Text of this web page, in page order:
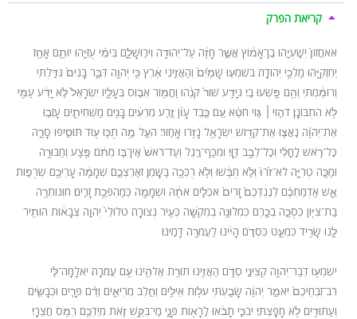
קריאת הפרק
אאחֲזוֹן֙ יְשַֽׁעְיָ֣הוּ בֶן־אָמ֔וֹץ אֲשֶׁ֣ר חָזָ֔ה עַל־יְהוּדָ֖ה וִירֽוּשָׁלָ֑͏ִם בִּימֵ֨י עֻזִּיָּ֧הוּ יוֹתָ֛ם אָחָ֥ז
יְחִזְקִיָּ֖הוּ מַלְכֵ֥י יְהוּדָֽה׃ בשִׁמְע֤וּ שָׁמַ֙יִם֙ וְהַאֲזִ֣ינִי אֶ֔רֶץ כִּ֥י יְהֹוָ֖ה דִּבֵּ֑ר בָּנִים֙ גִּדַּ֣לְתִּי
וְרוֹמַ֔מְתִּי וְהֵ֖ם פָּ֥שְׁעוּ בִֽי׃ גיָדַ֥ע שׁוֹר֙ קֹנֵ֔הוּ וַחֲמ֖וֹר אֵב֣וּס בְּעָלָ֑יו יִשְׂרָאֵל֙ לֹ֣א יָדַ֔ע עַמִּ֖י
לֹ֥א הִתְבּוֹנָֽן׃ דה֣וֹי ׀ גּ֣וֹי חֹטֵ֗א עַ֚ם כֶּ֣בֶד עָוֺ֔ן זֶ֣רַע מְרֵעִ֔ים בָּנִ֖ים מַשְׁחִיתִ֑ים עָזְב֣וּ
אֶת־יְהֹוָ֗ה נִֽאֲצ֛וּ אֶת־קְד֥וֹשׁ יִשְׂרָאֵ֖ל נָזֹ֥רוּ אָחֽוֹר׃ העַ֣ל מֶ֥ה תֻכּ֛וּ ע֖וֹד תּוֹסִ֣יפוּ סָרָ֑ה
כׇּל־רֹ֣אשׁ לׇֽחֳלִ֔י וְכׇל־לֵבָ֖ב דַּוָּֽי׃ ומִכַּף־רֶ֤גֶל וְעַד־רֹאשׁ֙ אֵֽין־בּ֣וֹ מְתֹ֔ם פֶּ֥צַע וְחַבּוּרָ֖ה
וּמַכָּ֣ה טְרִיָּ֑ה לֹא־זֹ֙רוּ֙ וְלֹ֣א חֻבָּ֔שׁוּ וְלֹ֥א רֻכְּכָ֖ה בַּשָּֽׁמֶן׃ זאַרְצְכֶ֣ם שְׁמָמָ֔ה עָרֵיכֶ֖ם שְׂרֻפ֣וֹת
אֵ֑שׁ אַדְמַתְכֶ֗ם לְנֶגְדְּכֶם֙ זָרִים֙ אֹכְלִ֣ים אֹתָ֔הּ וּשְׁמָמָ֖ה כְּמַהְפֵּכַ֥ת זָרִֽים׃ חוְנוֹתְרָ֥ה
בַת־צִיּ֖וֹן כְּסֻכָּ֣ה בְכָ֑רֶם כִּמְלוּנָ֥ה בְמִקְשָׁ֖ה כְּעִ֥יר נְצוּרָֽה׃ טלוּלֵי֙ יְהֹוָ֣ה צְבָא֔וֹת הוֹתִ֥יר
לָ֛נוּ שָׂרִ֖יד כִּמְעָ֑ט כִּסְדֹ֣ם הָיִ֔ינוּ לַעֲמֹרָ֖ה דָּמִֽינוּ׃
ישִׁמְע֥וּ דְבַר־יְהֹוָ֖ה קְצִינֵ֣י סְדֹ֑ם הַאֲזִ֛ינוּ תּוֹרַ֥ת אֱלֹהֵ֖ינוּ עַ֥ם עֲמֹרָֽה׃ יאלָמָּה־לִּ֤י
רֹב־זִבְחֵיכֶם֙ יֹאמַ֣ר יְהֹוָ֔ה שָׂבַ֛עְתִּי עֹל֥וֹת אֵילִ֖ים וְחֵ֣לֶב מְרִיאִ֑ים וְדַ֨ם פָּרִ֧ים וּכְבָשִׂ֛ים
וְעַתּוּדִ֖ים לֹ֥א חָפָֽצְתִּי׃ יבכִּ֣י תָבֹ֔אוּ לֵֽרָא֖וֹת פָּנָ֑י מִֽי־בִקֵּ֥שׁ זֹ֛את מִיֶּדְכֶ֖ם רְמֹ֥ס חֲצֵרָֽי׃